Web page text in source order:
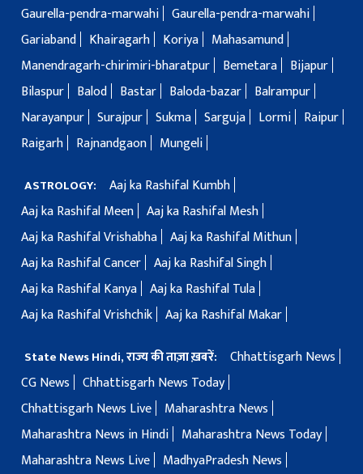
Gaurella-pendra-marwahi Gaurella-pendra-marwahi
Gariaband
Khairagarh Koriya
Mahasamund
Manendragarh-chirimiri-bharatpur
Bemetara
Bijapur
Bilaspur
Balod Bastar Baloda-bazar
Balrampur
Narayanpur Surajpur Sukma Sarguja Lormi
Raipur
Raigarh
Rajnandgaon Mungeli
ASTROLOGY:
Aaj ka Rashifal Kumbh
Aaj ka Rashifal Meen Aaj ka Rashifal Mesh
Aaj ka Rashifal Vrishabha Aaj ka Rashifal Mithun
Aaj ka Rashifal Cancer Aaj ka Rashifal Singh
Aaj ka Rashifal Kanya Aaj ka Rashifal Tula
Aaj ka Rashifal Vrishchik Aaj ka Rashifal Makar
State News Hindi, राज्य की ताज़ा ख़बरें:
Chhattisgarh News
CG News
Chhattisgarh News Today
Chhattisgarh News Live
Maharashtra News
Maharashtra News in Hindi
Maharashtra News Today
Maharashtra News Live
MadhyaPradesh News